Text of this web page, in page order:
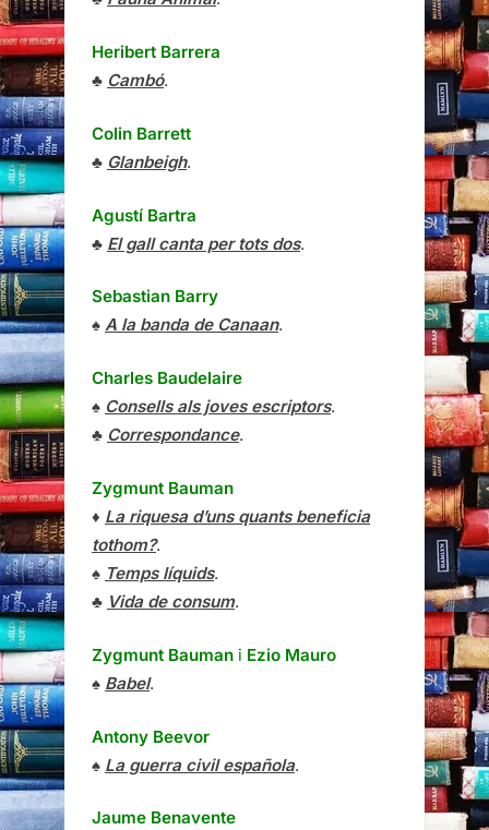
Heribert Barrera
♣ Cambó.
Colin Barrett
♣ Glanbeigh.
Agustí Bartra
♣ El gall canta per tots dos.
Sebastian Barry
♠ A la banda de Canaan.
Charles Baudelaire
♠ Consells als joves escriptors.
♣ Correspondance.
Zygmunt Bauman
♦ La riquesa d’uns quants beneficia
tothom?.
♠ Temps líquids.
♣ Vida de consum.
Zygmunt Bauman i Ezio Mauro
♠ Babel.
Antony Beevor
♠ La guerra civil española.
Jaume Benavente